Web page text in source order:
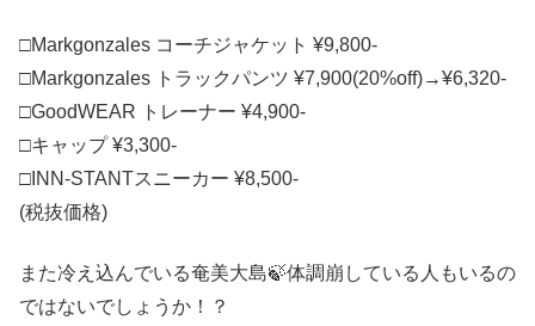
□Markgonzales コーチジャケット ¥9,800-
□Markgonzales トラックパンツ ¥7,900(20%off)→¥6,320-
□GoodWEAR トレーナー ¥4,900-
□キャップ ¥3,300-
□INN-STANTスニーカー ¥8,500-
(税抜価格)
また冷え込んでいる奄美大島🍃体調崩している人もいるの
ではないでしょうか！？